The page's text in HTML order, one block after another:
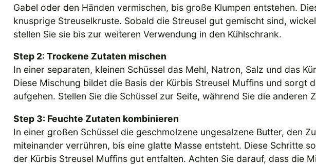
Gabel oder den Händen vermischen, bis große Klumpen entstehen.
knusprige Streuselkruste. Sobald die Streusel gut gemischt sind,
stellen Sie sie bis zur weiteren Verwendung in den Kühlschrank.
Step 2: Trockene Zutaten mischen
In einer separaten, kleinen Schüssel das Mehl, Natron, Salz und das
Diese Mischung bildet die Basis der Kürbis Streusel Muffins und sorgt
aufgehen. Stellen Sie die Schüssel zur Seite, während Sie die anderen
Step 3: Feuchte Zutaten kombinieren
In einer großen Schüssel die geschmolzene ungesalzene Butter, den
miteinander verrühren, bis eine glatte Masse entsteht. Diese Schritte
der Kürbis Streusel Muffins gut entfalten. Achten Sie darauf, dass die